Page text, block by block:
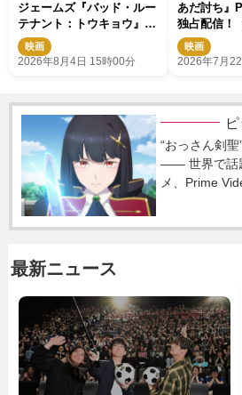
ジェームズ『バッド・ルー
テナント：トウキョウ』ト
ロント国際映画祭出品へ
特報解禁
映画
2026年8月4日 15時00分
あだ討ち』
独占配信！
手・源孝志
テリー
映画
2026年7月
“おっさん剣
―― 世界で話
メ、Prime
最新ニュース